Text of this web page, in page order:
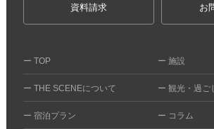
資料請求 お
ー TOP ー 施設
ー THE SCENEについて ー 観光・過ご
ー 宿泊プラン ー コラム